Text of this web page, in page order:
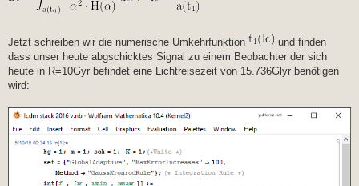
Jetzt schreiben wir die numerische Umkehrfunktion
und finden
dass unser heute abgschicktes Signal zu einem Beobachter der sich
heute in R=10Gyr befindet eine Lichtreisezeit von 15.736Glyr benötigen
wird: